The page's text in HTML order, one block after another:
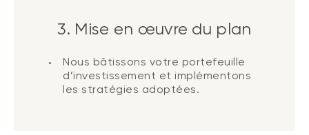
3. Mise en œuvre du plan
Nous bâtissons votre portefeuille
d’investissement et implémentons
les stratégies adoptées.